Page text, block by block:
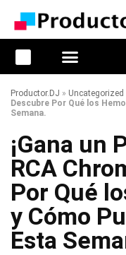
Productor.DJ » Uncategorized
Descubre Por Qué los
Semana.
¡Gana un
RCA
Por Qué
y Cómo
Esta